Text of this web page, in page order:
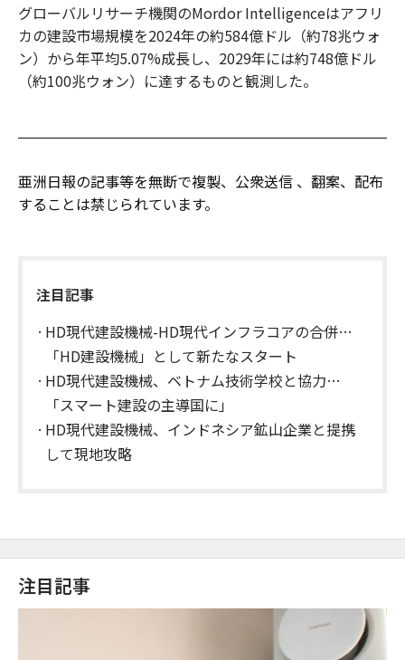
グローバルリサーチ機関のMordor Intelligenceはアフリ
カの建設市場規模を2024年の約584億ドル（約78兆ウォ
ン）から年平均5.07%成長し、2029年には約748億ドル
（約100兆ウォン）に達するものと観測した。
亜洲日報の記事等を無断で複製、公衆送信 、翻案、配布
することは禁じられています。
注目記事
HD現代建設機械-HD現代インフラコアの合併…
「HD建設機械」として新たなスタート
HD現代建設機械、ベトナム技術学校と協力…
「スマート建設の主導国に」
HD現代建設機械、インドネシア鉱山企業と提携
して現地攻略
注目記事